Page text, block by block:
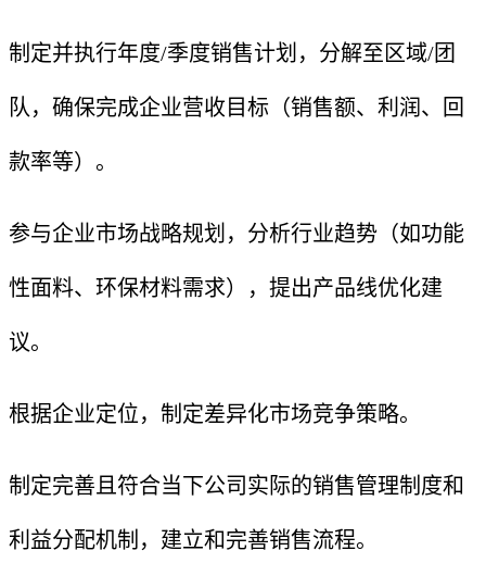
制定并执行年度/季度销售计划，分解至区域/团
队，确保完成企业营收目标（销售额、利润、回
款率等）。
参与企业市场战略规划，分析行业趋势（如功能
性面料、环保材料需求），提出产品线优化建
议。
根据企业定位，制定差异化市场竞争策略。
制定完善且符合当下公司实际的销售管理制度和
利益分配机制，建立和完善销售流程。